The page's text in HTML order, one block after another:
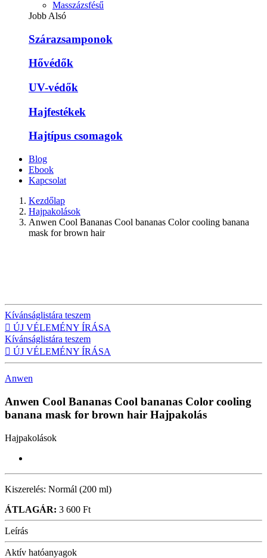
Masszázsfésű
Jobb Alsó
Szárazsamponok
Hővédők
UV-védők
Hajfestékek
Hajtípus csomagok
Blog
Ebook
Kapcsolat
Kezdőlap
Hajpakolások
Anwen Cool Bananas Cool bananas Color cooling banana
mask for brown hair
Kívánságlistára teszem
 ÚJ VÉLEMÉNY ÍRÁSA
Kívánságlistára teszem
 ÚJ VÉLEMÉNY ÍRÁSA
Anwen
Anwen Cool Bananas Cool bananas Color cooling
banana mask for brown hair Hajpakolás
Hajpakolások
Kiszerelés: Normál (200 ml)
ÁTLAGÁR: 3 600 Ft
Leírás
Aktív hatóanyagok